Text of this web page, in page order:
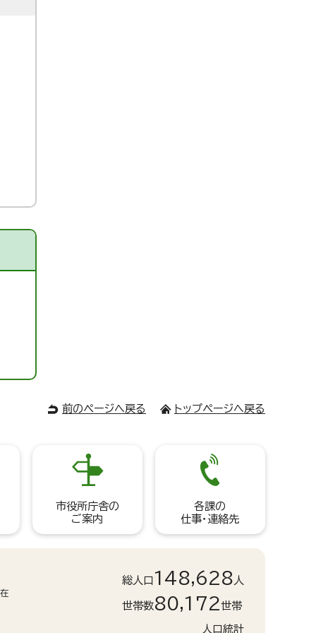
前のページへ戻る トップページへ戻る
市役所庁舎の
ご案内
各課の
仕事・連絡先
総人口 148,628 人
世帯数80,172世帯
人口統計